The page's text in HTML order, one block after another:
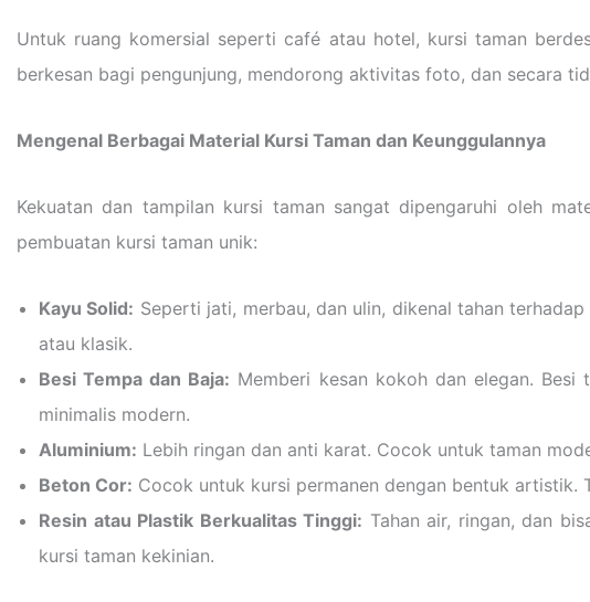
Untuk ruang komersial seperti café atau hotel, kursi taman
berkesan bagi pengunjung, mendorong aktivitas foto, dan secara
Mengenal Berbagai Material Kursi Taman dan Keunggulannya
Kekuatan dan tampilan kursi taman sangat dipengaruhi oleh
pembuatan kursi taman unik:
Kayu Solid: Seperti jati, merbau, dan ulin, dikenal tahan
atau klasik.
Besi Tempa dan Baja: Memberi kesan kokoh dan elegan.
minimalis modern.
Aluminium: Lebih ringan dan anti karat. Cocok untuk taman
Beton Cor: Cocok untuk kursi permanen dengan bentuk artistik.
Resin atau Plastik Berkualitas Tinggi: Tahan air, ringan, dan
kursi taman kekinian.